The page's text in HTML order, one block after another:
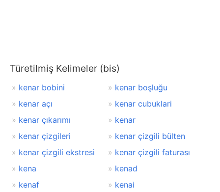
Türetilmiş Kelimeler (bis)
kenar bobini
kenar boşluğu
kenar açı
kenar cubuklari
kenar çıkarımı
kenar
kenar çizgileri
kenar çizgili bülten
kenar çizgili ekstresi
kenar çizgili faturası
kena
kenad
kenaf
kenai